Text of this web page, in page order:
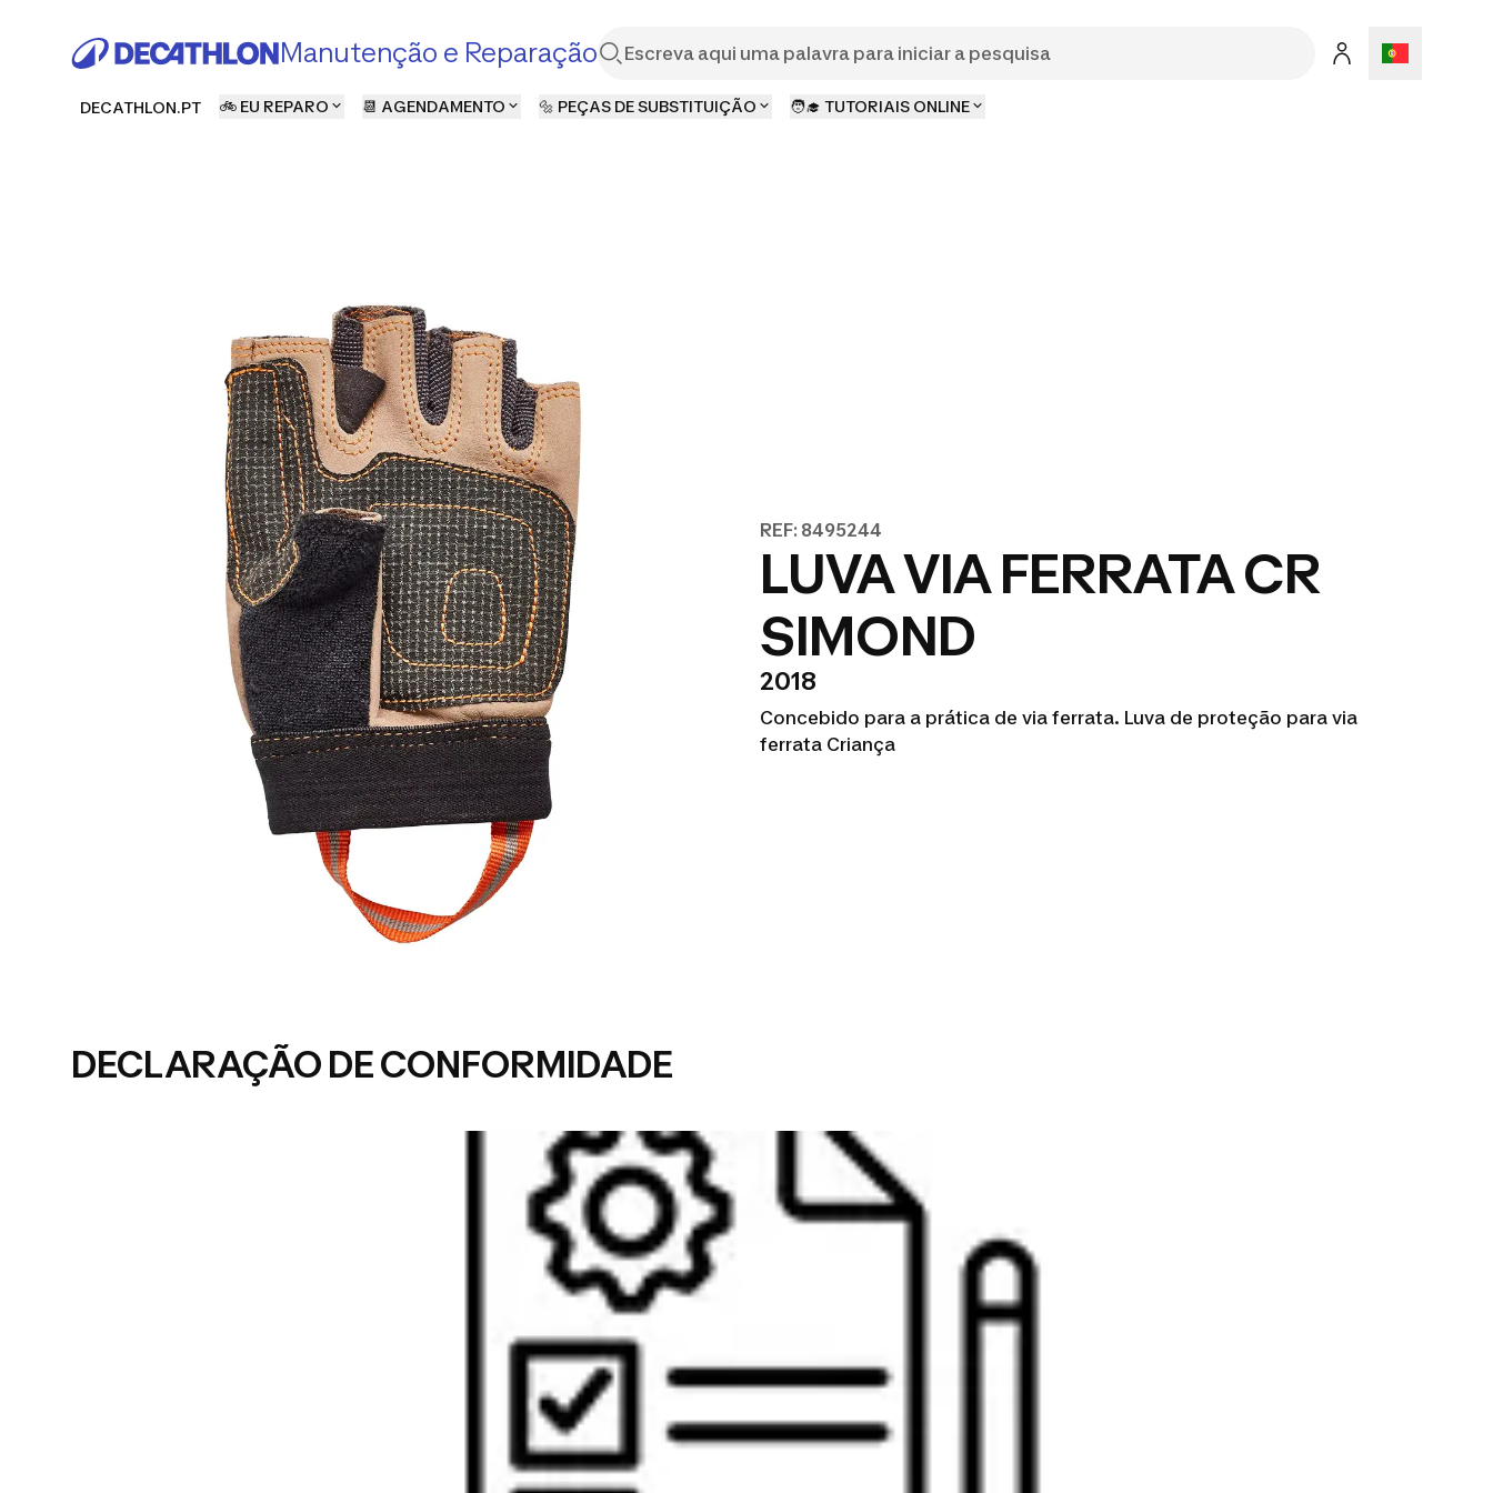
Manutenção e Reparação
DECATHLON.PT 🚲 EU REPARO 📆 AGENDAMENTO 🔩 PEÇAS DE SUBSTITUIÇÃO 🧑‍🎓 TUTORIAIS ONLINE
REF: 8495244
LUVA VIA FERRATA CR
SIMOND
2018
Concebido para a prática de via ferrata. Luva de proteção para via
ferrata Criança
DECLARAÇÃO DE CONFORMIDADE